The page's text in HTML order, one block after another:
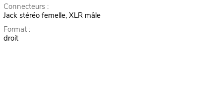
Connecteurs :
Jack stéréo femelle, XLR mâle
Format :
droit